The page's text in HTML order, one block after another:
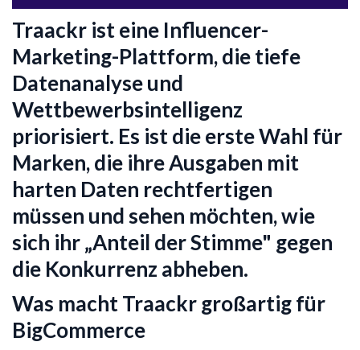
Traackr ist eine Influencer-
Marketing-Plattform, die tiefe
Datenanalyse und
Wettbewerbsintelligenz
priorisiert. Es ist die erste Wahl für
Marken, die ihre Ausgaben mit
harten Daten rechtfertigen
müssen und sehen möchten, wie
sich ihr „Anteil der Stimme" gegen
die Konkurrenz abheben.
Was macht Traackr großartig für
BigCommerce